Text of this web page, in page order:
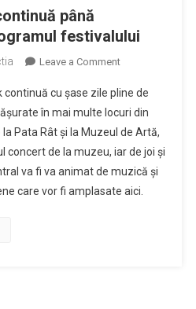
până
festivalului
Leave a Commenton
in
the
Park
continuă
până
duminică.
continuă cu șase zile pline de
în mai multe locuri din
Pata Rât și la Muzeul de Artă,
de la muzeu, iar de joi și
va fi va animat de muzică și
care vor fi amplasate aici.